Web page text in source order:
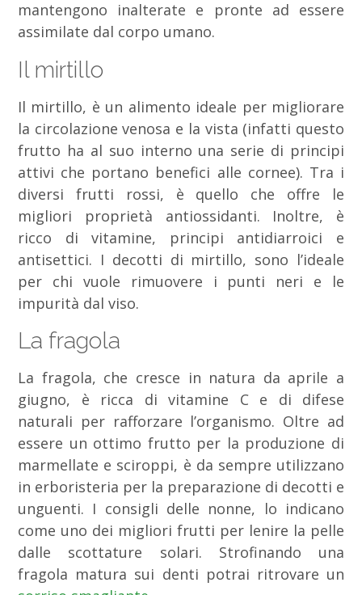
mantengono inalterate e pronte ad essere
assimilate dal corpo umano.
Il mirtillo
Il mirtillo, è un alimento ideale per migliorare
la circolazione venosa e la vista (infatti questo
frutto ha al suo interno una serie di principi
attivi che portano benefici alle cornee). Tra i
diversi frutti rossi, è quello che offre le
migliori proprietà antiossidanti. Inoltre, è
ricco di vitamine, principi antidiarroici e
antisettici. I decotti di mirtillo, sono l’ideale
per chi vuole rimuovere i punti neri e le
impurità dal viso.
La fragola
La fragola, che cresce in natura da aprile a
giugno, è ricca di vitamine C e di difese
naturali per rafforzare l’organismo. Oltre ad
essere un ottimo frutto per la produzione di
marmellate e sciroppi, è da sempre utilizzano
in erboristeria per la preparazione di decotti e
unguenti. I consigli delle nonne, lo indicano
come uno dei migliori frutti per lenire la pelle
dalle scottature solari. Strofinando una
fragola matura sui denti potrai ritrovare un